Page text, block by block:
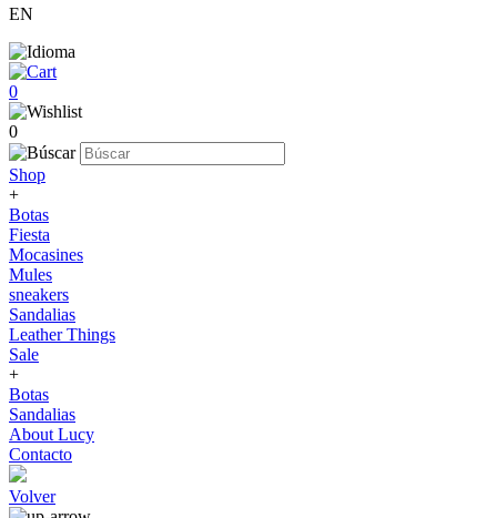
EN
0
0
Shop
+
Botas
Fiesta
Mocasines
Mules
sneakers
Sandalias
Leather Things
Sale
+
Botas
Sandalias
About Lucy
Contacto
Volver